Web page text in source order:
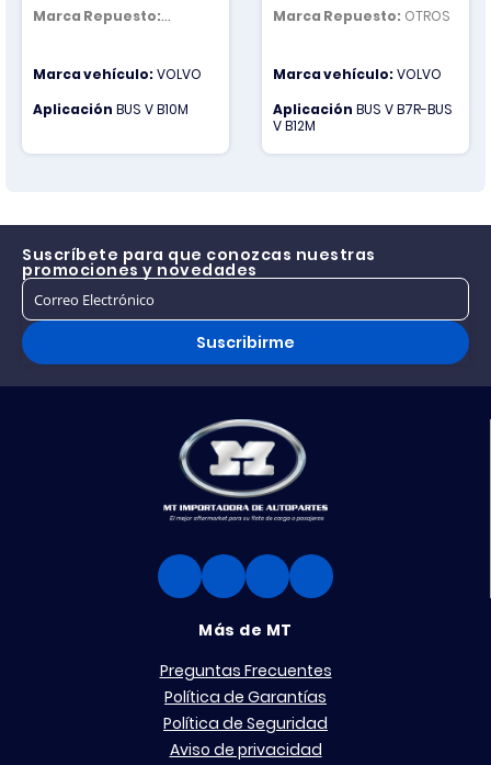
Marca Repuesto:
Marca vehículo:VOLVO
Aplicación BUS V B10M
Marca Repuesto: OTROS
Marca vehículo:VOLVO
Aplicación BUS V B7R-BUS
V B12M
Suscríbete para que conozcas nuestras
promociones y novedades
Suscribirme
Más de MT
Preguntas Frecuentes
Política de Garantías
Política de Seguridad
Aviso de privacidad